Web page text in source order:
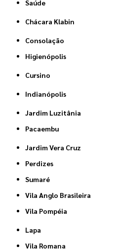
Saúde
Chácara Klabin
Consolação
Higienópolis
Cursino
Indianópolis
Jardim Luzitânia
Pacaembu
Jardim Vera Cruz
Perdizes
Sumaré
Vila Anglo Brasileira
Vila Pompéia
Lapa
Vila Romana